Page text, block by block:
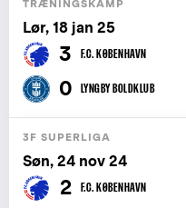
TRÆNINGSKAMP
Lør, 18 jan 25
3 F.C. KØBENHAVN
0 LYNGBY BOLDKLUB
3F SUPERLIGA
Søn, 24 nov 24
2 F.C. KØBENHAVN